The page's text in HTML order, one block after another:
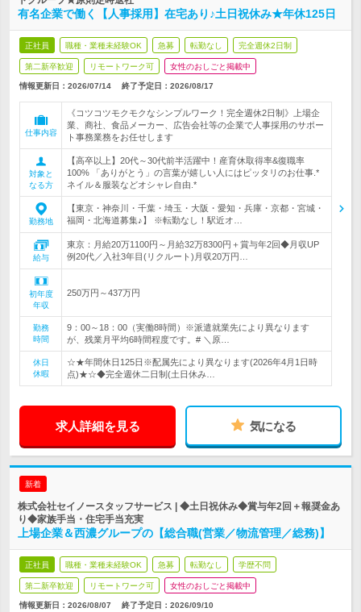
有名企業で働く【人事採用】在宅あり♪土日祝休み★年休125日
正社員 職種・業種未経験OK 急募 転勤なし 完全週休2日制
第二新卒歓迎 リモートワーク可 女性のおしごと掲載中
情報更新日：2026/07/14 終了予定日： 2026/08/17
仕事内容
《コツコツモクモクなシンプルワーク！完全週休2日制》上場企
業、商社、食品メーカー、広告会社等の企業で人事採用のサポー
ト事務業務をお任せします
対象と
なる方
【高卒以上】20代～30代前半活躍中！産育休取得率&復職率
100% 「ありがとう」の言葉が嬉しい人にはピッタリのお仕事.*
ネイル＆服装などオシャレ自由.*
勤務地
【東京・神奈川・千葉・埼玉・大阪・愛知・兵庫・京都・宮城・
福岡・北海道募集♪】 ※転勤なし！駅近オ…
給与
東京：月給20万1100円～月給32万8300円＋賞与年2回◆月収UP
例20代／入社3年目(リクルート)月収20万円…
初年度
年収
250万円～437万円
勤務
時間
9：00～18：00（実働8時間）※派遣就業先により異なります
が、残業月平均6時間程度です。# ＼原…
休日
休暇
☆★年間休日125日※配属先により異なります(2026年4月1日時
点)★☆◆完全週休二日制(土日休み…
求人詳細を見る 気になる
新着
株式会社セイノースタッフサービス | ◆土日祝休み◆賞与年2回＋報奨金あ
り◆家族手当・住宅手当充実
上場企業＆西濃グループの【総合職(営業／物流管理／総務)】
正社員 職種・業種未経験OK 急募 転勤なし 学歴不問
第二新卒歓迎 リモートワーク可 女性のおしごと掲載中
情報更新日：2026/08/07 終了予定日： 2026/09/10